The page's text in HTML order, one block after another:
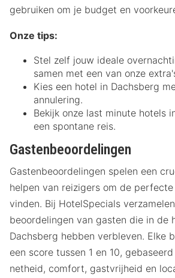
gebruiken om je budget en
Onze tips:
Stel zelf jouw ideale
samen met een van onze
Kies een hotel in Dachsberg
annulering.
Bekijk onze last minute hotels
een spontane reis.
Gastenbeoordelingen
Gastenbeoordelingen spelen een
helpen van reizigers om de
vinden. Bij HotelSpecials
beoordelingen van gasten die in de
Dachsberg hebben verbleven. Elke
een score tussen 1 en 10,
netheid, comfort, gastvrijheid en